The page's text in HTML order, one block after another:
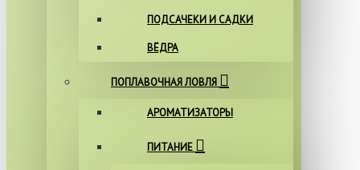
ПОДСАЧЕКИ И САДКИ
ВЁДРА
ПОПЛАВОЧНАЯ ЛОВЛЯ
АРОМАТИЗАТОРЫ
ПИТАНИЕ